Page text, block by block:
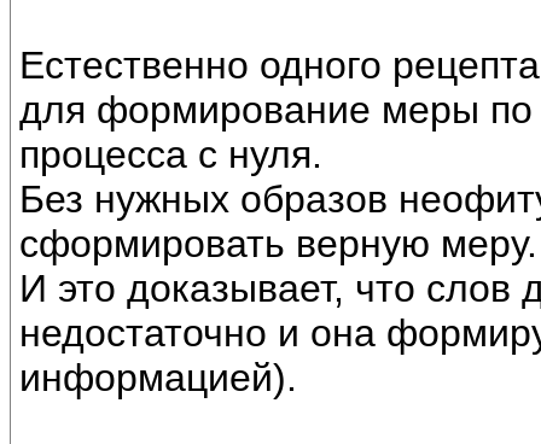
Естественно одного
для формирование меры по
процесса с нуля.
Без нужных образов
сформировать верную меру.
И это доказывает, что
недостаточно и она
информацией).